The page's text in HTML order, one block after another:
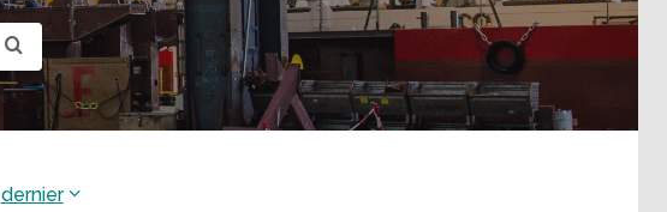
dernier